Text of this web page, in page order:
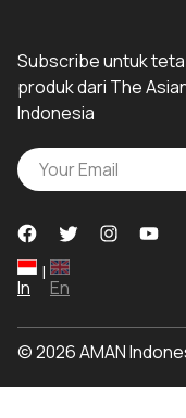
Subscribe untuk
produk dari The
Indonesia
In
|
En
© 2026 AMAN